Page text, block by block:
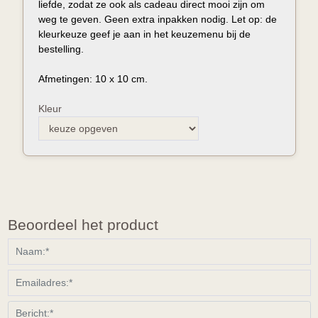
liefde, zodat ze ook als cadeau direct mooi zijn om
weg te geven. Geen extra inpakken nodig. Let op: de
kleurkeuze geef je aan in het keuzemenu bij de
bestelling.
Afmetingen: 10 x 10 cm.
Kleur
Beoordeel het product